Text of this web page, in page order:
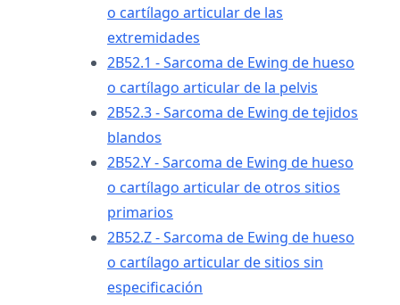
o cartílago articular de las
extremidades
2B52.1 - Sarcoma de Ewing de hueso
o cartílago articular de la pelvis
2B52.3 - Sarcoma de Ewing de tejidos
blandos
2B52.Y - Sarcoma de Ewing de hueso
o cartílago articular de otros sitios
primarios
2B52.Z - Sarcoma de Ewing de hueso
o cartílago articular de sitios sin
especificación